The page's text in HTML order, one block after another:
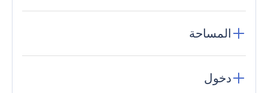
المساحة
دخول